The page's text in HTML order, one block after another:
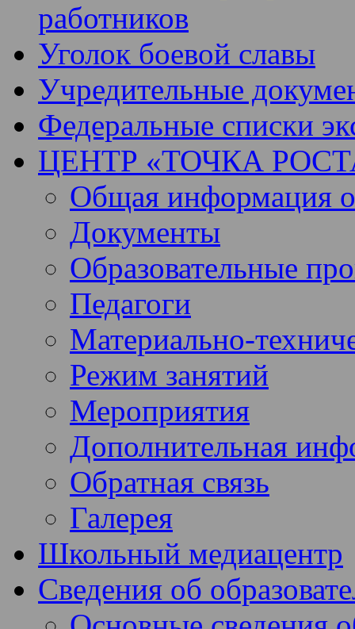
работников
Уголок боевой славы
Учредительные
Федеральные списки
ЦЕНТР «ТОЧКА
Общая информация о
Документы
Образовательные
Педагоги
Материально-
Режим занятий
Мероприятия
Дополнительная
Обратная связь
Галерея
Школьный медиацентр
Сведения об